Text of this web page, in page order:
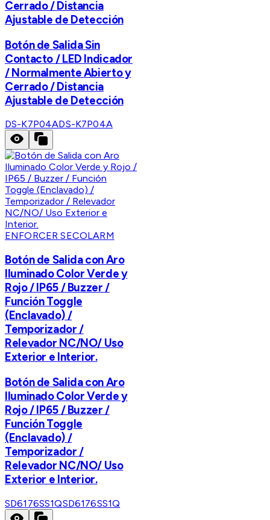
Cerrado / Distancia
Ajustable de Detección
Botón de Salida Sin
Contacto / LED Indicador
/ Normalmente Abierto y
Cerrado / Distancia
Ajustable de Detección
DS-K7P04ADS-K7P04A
ENFORCER SECOLARM
Botón de Salida con Aro
Iluminado Color Verde y
Rojo / IP65 / Buzzer /
Función Toggle
(Enclavado) /
Temporizador /
Relevador NC/NO/ Uso
Exterior e Interior.
Botón de Salida con Aro
Iluminado Color Verde y
Rojo / IP65 / Buzzer /
Función Toggle
(Enclavado) /
Temporizador /
Relevador NC/NO/ Uso
Exterior e Interior.
SD6176SS1QSD6176SS1Q